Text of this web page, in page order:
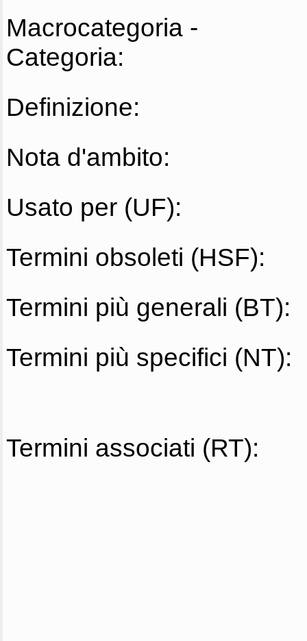
Macrocategoria -
Categoria:
Definizione:
Nota d'ambito:
Usato per (UF):
Termini obsoleti (HSF):
Termini più generali (BT):
Termini più specifici (NT):
Termini associati (RT):